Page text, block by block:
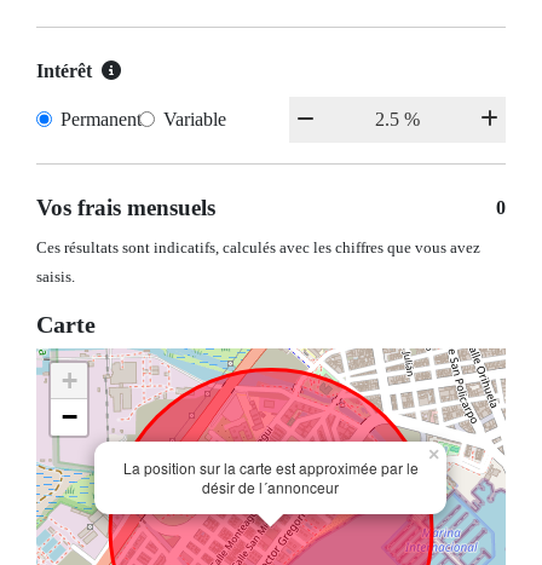
Intérêt
Permanent Variable
Vos frais mensuels 0
Ces résultats sont indicatifs, calculés avec les chiffres que vous avez
saisis.
Carte
La position sur la carte est approximée par le
désir de l´annonceur
×
+
−